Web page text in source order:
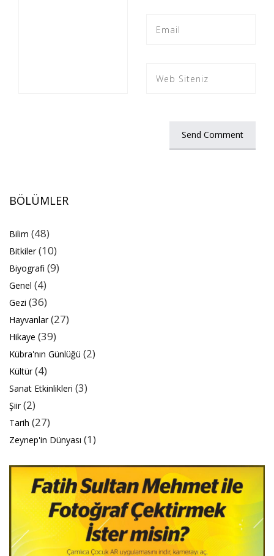
BÖLÜMLER
Bilim (48)
Bitkiler(10)
Biyografi (9)
Genel (4)
Gezi (36)
Hayvanlar(27)
Hikaye (39)
Kübra'nın Günlüğü (2)
Kültür(4)
Sanat Etkinlikleri (3)
Şiir(2)
Tarih (27)
Zeynep'in Dünyası (1)